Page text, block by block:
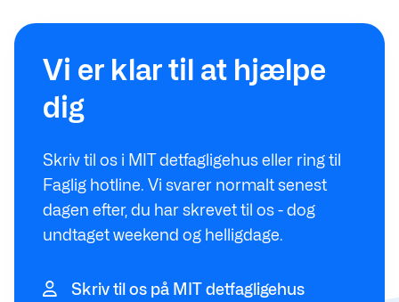
Vi er klar til at hjælpe
dig
Skriv til os i MIT detfagligehus eller ring til
Faglig hotline. Vi svarer normalt senest
dagen efter, du har skrevet til os - dog
undtaget weekend og helligdage.
Skriv til os på MIT detfagligehus